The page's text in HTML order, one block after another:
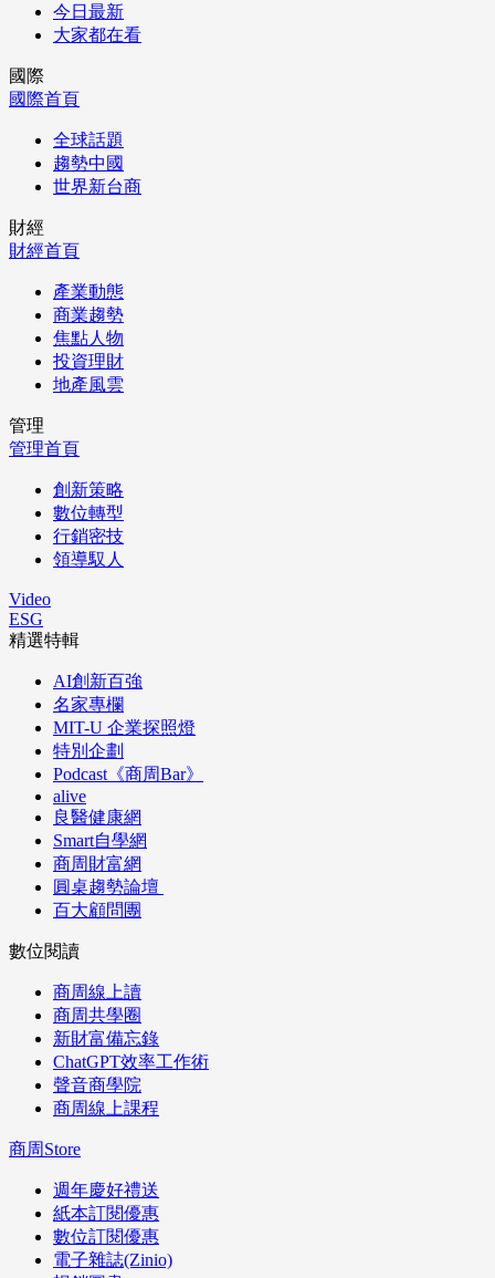
今日最新
大家都在看
國際
國際首頁
全球話題
趨勢中國
世界新台商
財經
財經首頁
產業動態
商業趨勢
焦點人物
投資理財
地產風雲
管理
管理首頁
創新策略
數位轉型
行銷密技
領導馭人
Video
ESG
精選特輯
AI創新百強
名家專欄
MIT-U 企業探照燈
特別企劃
Podcast《商周Bar》
alive
良醫健康網
Smart自學網
商周財富網
圓桌趨勢論壇
百大顧問團
數位閱讀
商周線上讀
商周共學圈
新財富備忘錄
ChatGPT效率工作術
聲音商學院
商周線上課程
商周Store
週年慶好禮送
紙本訂閱優惠
數位訂閱優惠
電子雜誌(Zinio)